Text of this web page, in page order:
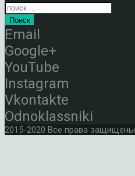
Поиск
Email
Google+
YouTube
Instagram
Vkontakte
Odnoklassniki
2015-2020 Все права защищены